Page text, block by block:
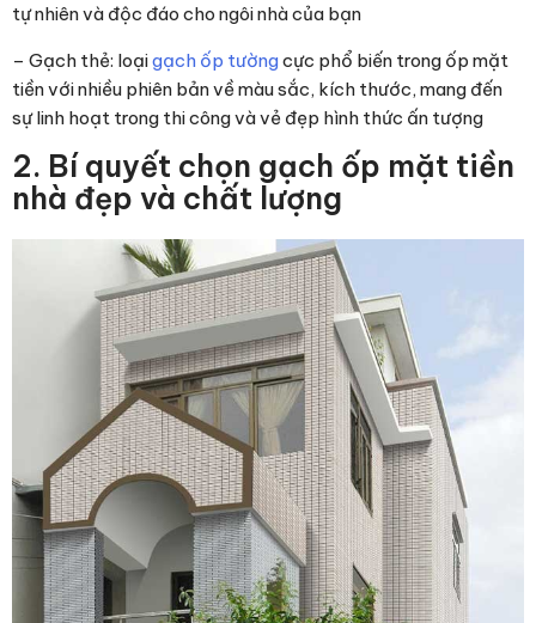
tự nhiên và độc đáo cho ngôi nhà của bạn
– Gạch thẻ: loạigạch ốp tườngcực phổ biến trong ốp mặt
tiền với nhiều phiên bản về màu sắc, kích thước, mang đến
sự linh hoạt trong thi công và vẻ đẹp hình thức ấn tượng
2. Bí quyết chọn gạch ốp mặt tiền
nhà đẹp và chất lượng